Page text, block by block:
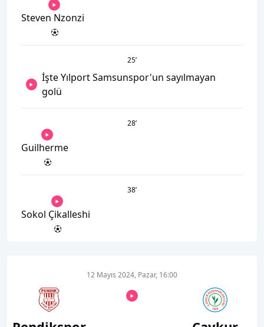
Steven Nzonzi
25’
İşte Yılport Samsunspor'un sayılmayan
golü
28’
Guilherme
38’
Sokol Çikalleshi
12 Mayıs 2024, Pazar, 16:00